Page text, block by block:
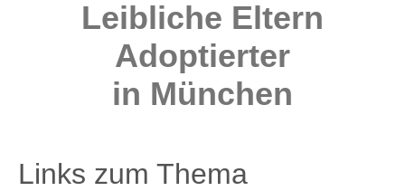
Leibliche Eltern
Adoptierter
in München
Links zum Thema